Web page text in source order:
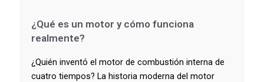
¿Qué es un motor y cómo funciona
realmente?
¿Quién inventó el motor de combustión interna de
cuatro tiempos? La historia moderna del motor